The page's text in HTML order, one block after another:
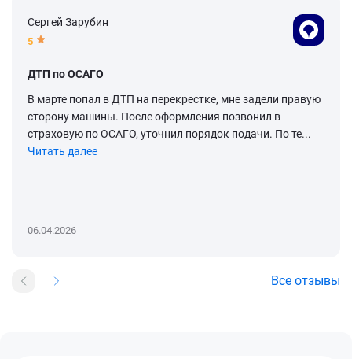
Сергей Зарубин
5
ДТП по ОСАГО
В марте попал в ДТП на перекрестке, мне задели правую
сторону машины. После оформления позвонил в
страховую по ОСАГО, уточнил порядок подачи. По те...
Читать далее
06.04.2026
Все отзывы